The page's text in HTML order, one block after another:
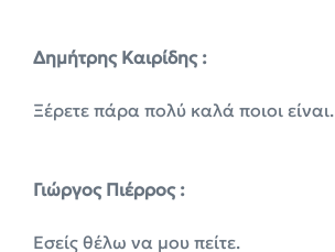
Δημήτρης Καιρίδης :
Ξέρετε πάρα πολύ καλά ποιοι είναι.
Γιώργος Πιέρρος :
Εσείς θέλω να μου πείτε.